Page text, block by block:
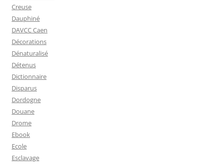
Creuse
Dauphiné
DAVCC Caen
Décorations
Dénaturalisé
Détenus
Dictionnaire
Disparus
Dordogne
Douane
Drome
Ebook
Ecole
Esclavage